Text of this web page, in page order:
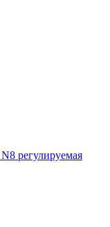
регулируемая